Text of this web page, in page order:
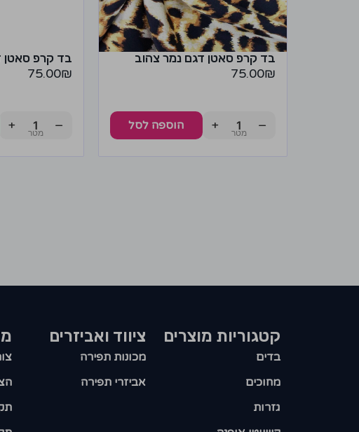
בד קרפ סאטן דגם נמר צהוב
75.00₪
−
+ הוספה לסל
בד קרפ סאטן
75.00₪
−
+
קטגוריות מוצרים​
בדים
מחוכים
גזרות
ציווד ואביזרים
מכונות תפירה
אביזרי תפירה